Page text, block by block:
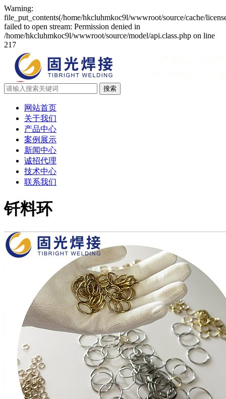
Warning:
file_put_contents(/home/hkcluhmkoc9l/wwwroot/source/cache/
failed to open stream: Permission denied in
/home/hkcluhmkoc9l/wwwroot/source/model/api.class.php on line
217
网站首页
关于我们
产品中心
案例展示
新闻中心
诚招代理
技术中心
联系我们
钎料环